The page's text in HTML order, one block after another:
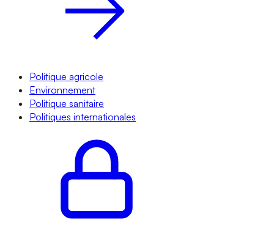
Politique agricole
Environnement
Politique sanitaire
Politiques internationales